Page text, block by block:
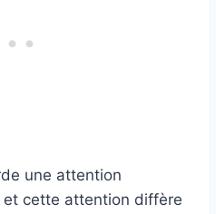
une attention
et cette attention diffère